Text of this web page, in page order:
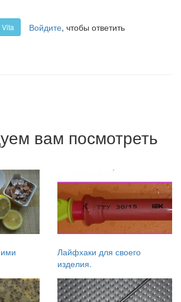
Войдите, чтобы ответить
вам посмотреть
Лайфхаки для своего
изделия.